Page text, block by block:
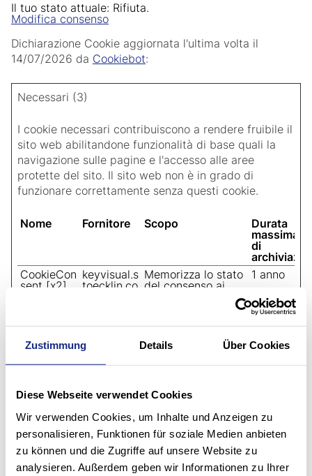
Zustimmung Details Über Cookies
Diese Webseite verwendet Cookies
Wir verwenden Cookies, um Inhalte und Anzeigen zu
personalisieren, Funktionen für soziale Medien anbieten
zu können und die Zugriffe auf unsere Website zu
analysieren. Außerdem geben wir Informationen zu Ihrer
Il tuo stato attuale: Rifiuta.
Modifica consenso
Dichiarazione Cookie aggiornata l'ultima volta il
14/07/2026 da Cookiebot:
Necessari (3)
I cookie necessari contribuiscono a rendere fruibile il
sito web abilitandone funzionalità di base quali la
navigazione sulle pagine e l'accesso alle aree
protette del sito. Il sito web non è in grado di
funzionare correttamente senza questi cookie.
Nome Fornitore Scopo
Durata
massima
di
CookieCon
sent [x2]
keyvisual.s
toecklin.co
Memorizza lo stato
del consenso ai
1 anno
er
cklin.com
Preserva gli stati
dell'utente nelle
e
Statistiche (2)
I cookie statistici aiutano i proprietari del sito web a
capire come i visitatori interagiscono con i siti